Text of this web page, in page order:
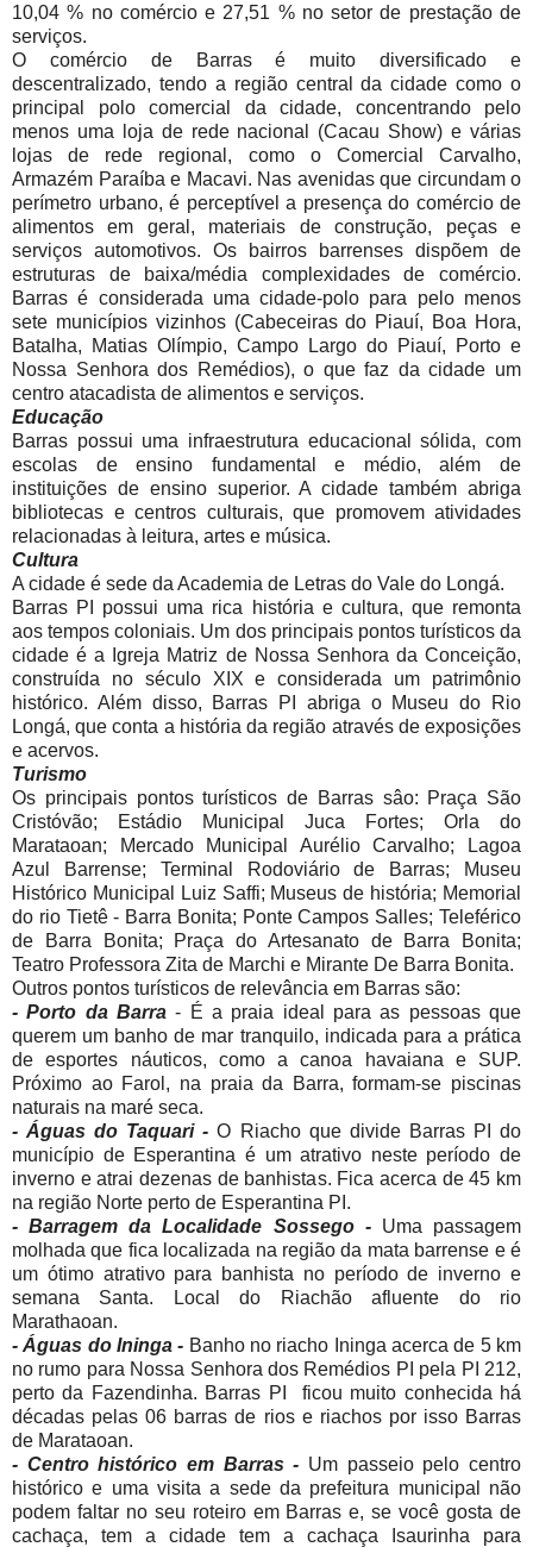
10,04 % no comércio e 27,51 % no setor de prestação de
serviços.
O comércio de Barras é muito diversificado e
descentralizado, tendo a região central da cidade como o
principal polo comercial da cidade, concentrando pelo
menos uma loja de rede nacional (Cacau Show) e várias
lojas de rede regional, como o Comercial Carvalho,
Armazém Paraíba e Macavi. Nas avenidas que circundam o
perímetro urbano, é perceptível a presença do comércio de
alimentos em geral, materiais de construção, peças e
serviços automotivos. Os bairros barrenses dispõem de
estruturas de baixa/média complexidades de comércio.
Barras é considerada uma cidade-polo para pelo menos
sete municípios vizinhos (Cabeceiras do Piauí, Boa Hora,
Batalha, Matias Olímpio, Campo Largo do Piauí, Porto e
Nossa Senhora dos Remédios), o que faz da cidade um
centro atacadista de alimentos e serviços.
Educação
Barras possui uma infraestrutura educacional sólida, com
escolas de ensino fundamental e médio, além de
instituições de ensino superior. A cidade também abriga
bibliotecas e centros culturais, que promovem atividades
relacionadas à leitura, artes e música.
Cultura
A cidade é sede da Academia de Letras do Vale do Longá.
Barras PI possui uma rica história e cultura, que remonta
aos tempos coloniais. Um dos principais pontos turísticos da
cidade é a Igreja Matriz de Nossa Senhora da Conceição,
construída no século XIX e considerada um patrimônio
histórico. Além disso, Barras PI abriga o Museu do Rio
Longá, que conta a história da região através de exposições
e acervos.
Turismo
Os principais pontos turísticos de Barras sâo: Praça São
Cristóvão; Estádio Municipal Juca Fortes; Orla do
Marataoan; Mercado Municipal Aurélio Carvalho; Lagoa
Azul Barrense; Terminal Rodoviário de Barras; Museu
Histórico Municipal Luiz Saffi; Museus de história; Memorial
do rio Tietê - Barra Bonita; Ponte Campos Salles; Teleférico
de Barra Bonita; Praça do Artesanato de Barra Bonita;
Teatro Professora Zita de Marchi e Mirante De Barra Bonita.
Outros pontos turísticos de relevância em Barras são:
- Porto da Barra - É a praia ideal para as pessoas que
querem um banho de mar tranquilo, indicada para a prática
de esportes náuticos, como a canoa havaiana e SUP.
Próximo ao Farol, na praia da Barra, formam-se piscinas
naturais na maré seca.
- Águas do Taquari -O Riacho que divide Barras PI do
município de Esperantina é um atrativo neste período de
inverno e atrai dezenas de banhistas. Fica acerca de 45 km
na região Norte perto de Esperantina PI.
- Barragem da Localidade Sossego -Uma passagem
molhada que fica localizada na região da mata barrense e é
um ótimo atrativo para banhista no período de inverno e
semana Santa. Local do Riachão afluente do rio
Marathaoan.
- Águas do Ininga - Banho no riacho Ininga acerca de 5 km
no rumo para Nossa Senhora dos Remédios PI pela PI 212,
perto da Fazendinha. Barras PI ficou muito conhecida há
décadas pelas 06 barras de rios e riachos por isso Barras
de Marataoan.
- Centro histórico em Barras - Um passeio pelo centro
histórico e uma visita a sede da prefeitura municipal não
podem faltar no seu roteiro em Barras e, se você gosta de
cachaça, tem a cidade tem a cachaça Isaurinha para